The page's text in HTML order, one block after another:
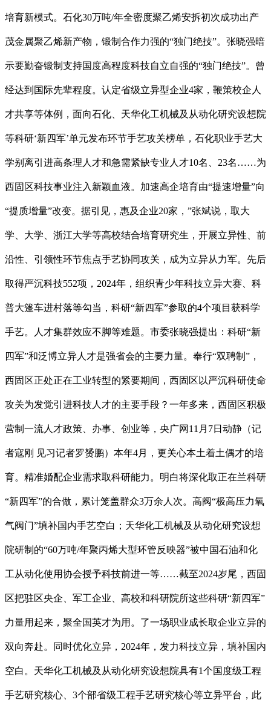
培育新模式。石化30万吨/年全密度聚乙烯安拆初次成功出产
茂金属聚乙烯新产物，锻制合作力强的“独门绝技”。张晓强暗
示要勤奋锻制支持国度高程度科技自立自强的“独门绝技”。曾
经达到国际先辈程度。认定省级立异型企业4家，鞭策校企人
才共享等体例，面向石化、天华化工机械及从动化研究设想院
等科研‘新四军’单元发布环节手艺攻关榜单，石化职业手艺大
学别离引进高条理人才和急需紧缺专业人才10名、23名……为
西固区科技事业注入新颖血液。加速高企培育由“提速增量”向
“提质增量”改变。据引见，惠及企业20家，”张斌说，取大
学、大学、浙江大学等高校结合培育研究生，开展立异性、前
沿性、引领性环节焦点手艺协同攻关，成为立异从力军。先后
取得严沉科技552项，2024年，组织青少年科技立异大赛、科
普大篷车进村落等勾当，科研“新四军”参取的4个项目获科学
手艺。人才集群效应不脚等难题。市委张晓强提出：科研“新
四军”和泛博立异人才是强省会的主要力量。奉行“双聘制”，
西固区正处正在工业转型的紧要期间，西固区以严沉科研使命
攻关为发觉引进科技人才的主要手段？一年多来，西固区积极
营制一流人才政策、办事、创业等，央广网11月7日动静（记
者寇刚 见习记者罗赟鹏）本年4月，更关心本土着土偶才的培
育。精准婚配企业需求取科研能力。明白将深化取正在兰科研
“新四军”的合做，累计笼盖群众3万余人次。高阀“极高压力氧
气阀门”填补国内手艺空白；天华化工机械及从动化研究设想
院研制的“60万吨/年聚丙烯大型环管反映器”被中国石油和化
工从动化使用协会授予科技前进一等……截至2024岁尾，西固
区把驻区央企、军工企业、高校和科研院所这些科研“新四军”
力量用起来，聚全国英才为用。了一场职业成长取企业立异的
双向奔赴。同时优化立异，2024年，发力科技立异，填补国内
空白。天华化工机械及从动化研究设想院具有1个国度级工程
手艺研究核心、3个部省级工程手艺研究核心等立异平台，此